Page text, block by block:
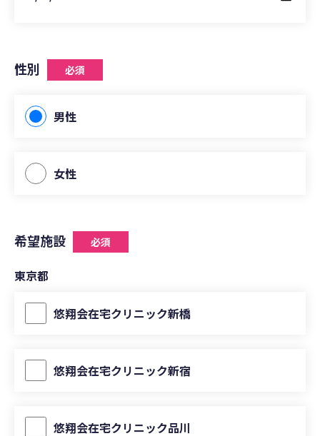
性別 必須
男性
女性
希望施設 必須
東京都
悠翔会在宅クリニック新橋
悠翔会在宅クリニック新宿
悠翔会在宅クリニック品川